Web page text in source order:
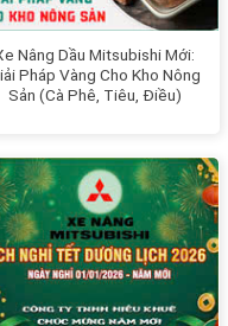
Nâng Dầu Mitsubishi Mới:
Pháp Vàng Cho Kho Nông
Sản (Cà Phê, Tiêu, Điều)